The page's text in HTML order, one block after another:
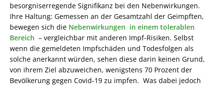
besorgniserregende Signifikanz bei den Nebenwirkungen.
Ihre Haltung: Gemessen an der Gesamtzahl der Geimpften,
bewegen sich die Nebenwirkungen in einem tolerablen
Bereich – vergleichbar mit anderen Impf-Risiken. Selbst
wenn die gemeldeten Impfschäden und Todesfolgen als
solche anerkannt würden, sehen diese darin keinen Grund,
von ihrem Ziel abzuweichen, wenigstens 70 Prozent der
Bevölkerung gegen Covid-19 zu impfen. Was dabei jedoch